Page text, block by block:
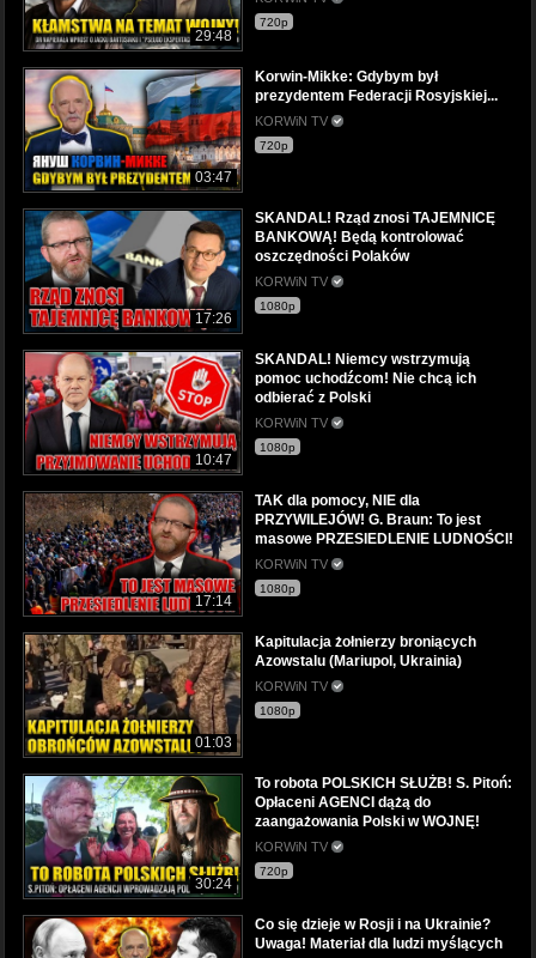
29:48
720p
03:47
Korwin-Mikke: Gdybym był
prezydentem Federacji Rosyjskiej...
KORWiN TV
720p
17:26
SKANDAL! Rząd znosi TAJEMNICĘ
BANKOWĄ! Będą kontrolować
oszczędności Polaków
KORWiN TV
1080p
10:47
SKANDAL! Niemcy wstrzymują
pomoc uchodźcom! Nie chcą ich
odbierać z Polski
KORWiN TV
1080p
17:14
TAK dla pomocy, NIE dla
PRZYWILEJÓW! G. Braun: To jest
masowe PRZESIEDLENIE LUDNOŚCI!
KORWiN TV
1080p
01:03
Kapitulacja żołnierzy broniących
Azowstalu (Mariupol, Ukrainia)
KORWiN TV
1080p
30:24
To robota POLSKICH SŁUŻB! S. Pitoń:
Opłaceni AGENCI dążą do
zaangażowania Polski w WOJNĘ!
KORWiN TV
720p
Co się dzieje w Rosji i na Ukrainie?
Uwaga! Materiał dla ludzi myślących